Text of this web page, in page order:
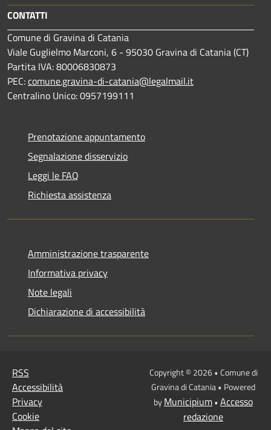
CONTATTI
Comune di Gravina di Catania
Viale Guglielmo Marconi, 6 - 95030 Gravina di Catania (CT)
Partita IVA: 80006830873
PEC:comune.gravina-di-catania@legalmail.it
Centralino Unico: 0957199111
Prenotazione appuntamento
Segnalazione disservizio
Leggi le FAQ
Richiesta assistenza
Amministrazione trasparente
Informativa privacy
Note legali
Dichiarazione di accessibilità
RSS
Accessibilità
Privacy
Cookie
Copyright © 2026 • Comune di
Gravina di Catania • Powered
byMunicipium• Accesso
redazione